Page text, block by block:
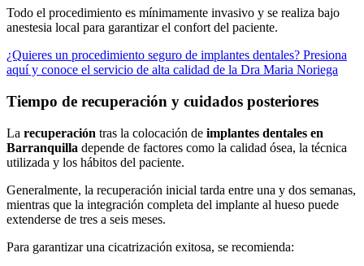
Todo el procedimiento es mínimamente invasivo y se realiza bajo
anestesia local para garantizar el confort del paciente.
¿Quieres un procedimiento seguro de implantes dentales? Presiona
aquí y conoce el servicio de alta calidad de la Dra Maria Noriega
Tiempo de recuperación y cuidados posteriores
La recuperación tras la colocación de implantes dentales en
Barranquilla depende de factores como la calidad ósea, la técnica
utilizada y los hábitos del paciente.
Generalmente, la recuperación inicial tarda entre una y dos semanas,
mientras que la integración completa del implante al hueso puede
extenderse de tres a seis meses.
Para garantizar una cicatrización exitosa, se recomienda: